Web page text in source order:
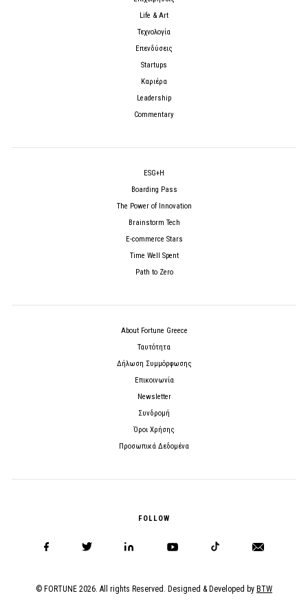
Life & Art
Τεχνολογία
Επενδύσεις
Startups
Καριέρα
Leadership
Commentary
ESG+H
Boarding Pass
The Power of Innovation
Brainstorm Tech
E-commerce Stars
Time Well Spent
Path to Zero
About Fortune Greece
Ταυτότητα
Δήλωση Συμμόρφωσης
Επικοινωνία
Newsletter
Συνδρομή
Όροι Χρήσης
Προσωπικά Δεδομένα
FOLLOW
© FORTUNE 2026. All rights Reserved. Designed & Developed by BTW